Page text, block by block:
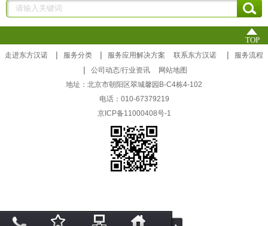
TOP
走进东方汉诺 | 服务分类 | 服务应用解决方案 联系东方汉诺 | 服务流程
| 公司动态/行业资讯
网站地图
地址：北京市朝阳区翠城馨园B-C4栋4-102
电话：010-67379219
京ICP备11000408号-1